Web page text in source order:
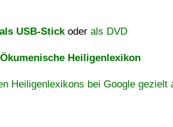
USB-Stickoder als DVD
Heiligenlexikon
Heiligenlexikons bei Google gezielt